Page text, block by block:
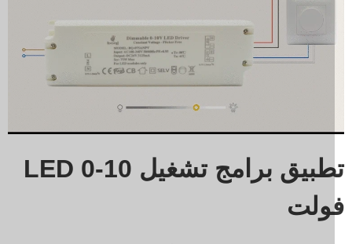
تطبيق برامج تشغيل LED 0-10